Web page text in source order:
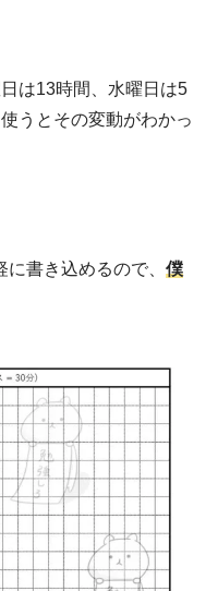
は13時間、水曜日は5
うとその変動がわかっ
に書き込めるので、僕